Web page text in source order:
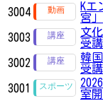
3004
Kエ
宮」
3003
文
受
3002
韓
受
3001
室